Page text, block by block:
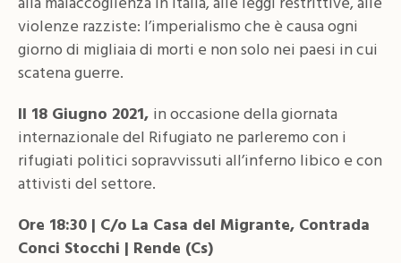
violenze razziste: l’imperialismo che è causa ogni
giorno di migliaia di morti e non solo nei paesi in cui
scatena guerre.
Il 18 Giugno 2021, in occasione della giornata
internazionale del Rifugiato ne parleremo con i
rifugiati politici sopravvissuti all’inferno libico e con
attivisti del settore.
Ore 18:30 | C/o La Casa del Migrante, Contrada
Conci Stocchi | Rende (Cs)